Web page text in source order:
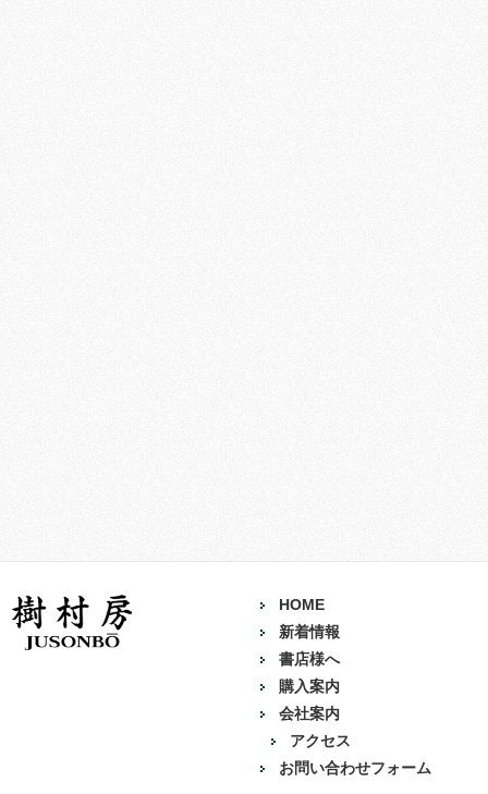
HOME
新着情報
書店様へ
購入案内
会社案内
アクセス
お問い合わせフォーム